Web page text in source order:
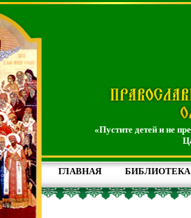
«Пустите детей и не
ГЛАВНАЯ БИБЛИОТЕКА